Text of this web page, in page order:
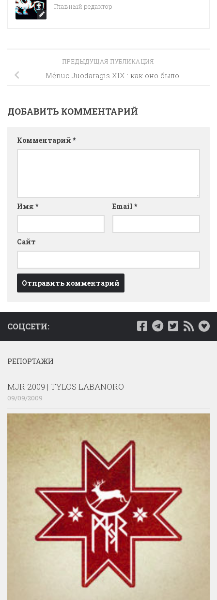
Главный редактор
ПРЕДЫДУЩАЯ ПУБЛИКАЦИЯ
Mėnuo Juodaragis XIX : как оно было
ДОБАВИТЬ КОММЕНТАРИЙ
Комментарий *
Имя * Email *
Сайт
СОЦСЕТИ:
РЕПОРТАЖИ
MJR 2009 | TYLOS LABANORO
09/09/2009